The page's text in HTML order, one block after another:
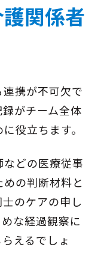
関係者
携が不可欠で
がチーム全体
役立ちます。
どの医療従事
の判断材料と
のケアの申し
な経過観察に
えるでしょ